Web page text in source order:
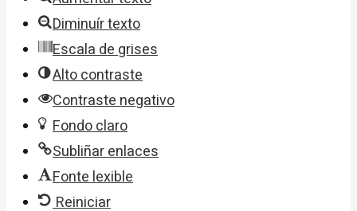
Diminuír texto
Escala de grises
Alto contraste
Contraste negativo
Fondo claro
Subliñar enlaces
Fonte lexible
Reiniciar